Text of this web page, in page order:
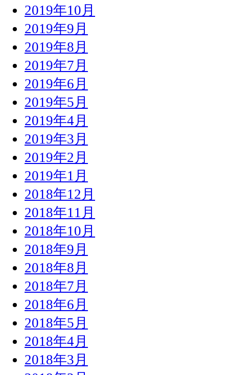
2019年10月
2019年9月
2019年8月
2019年7月
2019年6月
2019年5月
2019年4月
2019年3月
2019年2月
2019年1月
2018年12月
2018年11月
2018年10月
2018年9月
2018年8月
2018年7月
2018年6月
2018年5月
2018年4月
2018年3月